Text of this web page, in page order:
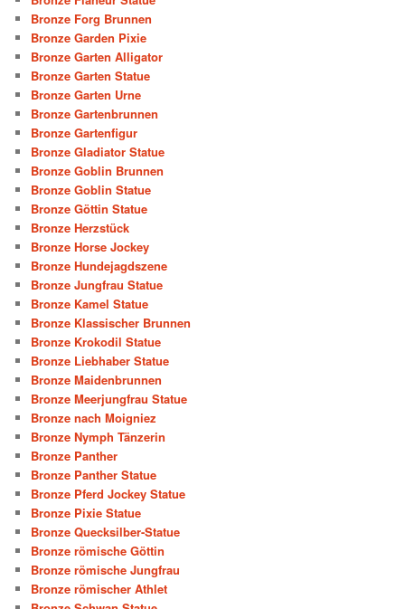
Bronze Forg Brunnen
Bronze Garden Pixie
Bronze Garten Alligator
Bronze Garten Statue
Bronze Garten Urne
Bronze Gartenbrunnen
Bronze Gartenfigur
Bronze Gladiator Statue
Bronze Goblin Brunnen
Bronze Goblin Statue
Bronze Göttin Statue
Bronze Herzstück
Bronze Horse Jockey
Bronze Hundejagdszene
Bronze Jungfrau Statue
Bronze Kamel Statue
Bronze Klassischer Brunnen
Bronze Krokodil Statue
Bronze Liebhaber Statue
Bronze Maidenbrunnen
Bronze Meerjungfrau Statue
Bronze nach Moigniez
Bronze Nymph Tänzerin
Bronze Panther
Bronze Panther Statue
Bronze Pferd Jockey Statue
Bronze Pixie Statue
Bronze Quecksilber-Statue
Bronze römische Göttin
Bronze römische Jungfrau
Bronze römischer Athlet